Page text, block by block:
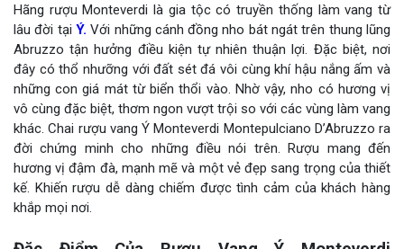
Hãng rượu Monteverdi là gia tộc có truyền thống làm vang từ
lâu đời tại Ý. Với những cánh đồng nho bát ngát trên thung lũng
Abruzzo tận hưởng điều kiện tự nhiên thuận lợi. Đặc biệt, nơi
đây có thổ nhưỡng với đất sét đá vôi cùng khí hậu nắng ấm và
những con giá mát từ biển thổi vào. Nhờ vậy, nho có hương vị
vô cùng đặc biệt, thơm ngon vượt trội so với các vùng làm vang
khác. Chai rượu vang Ý Monteverdi Montepulciano D’Abruzzo ra
đời chứng minh cho những điều nói trên. Rượu mang đến
hương vị đậm đà, mạnh mẽ và một vẻ đẹp sang trọng của thiết
kế. Khiến rượu dễ dàng chiếm được tình cảm của khách hàng
khắp mọi nơi.